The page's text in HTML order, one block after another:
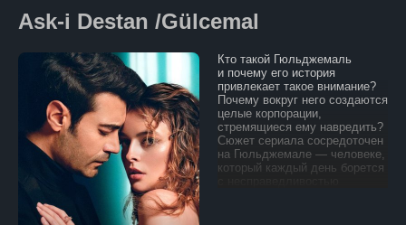
Ask-i Destan /Gülcemal
Кто такой Гюльджемаль
и почему его история
привлекает такое внимание?
Почему вокруг него создаются
целые корпорации,
стремящиеся ему навредить?
Сюжет сериала сосредоточен
на Гюльджемале — человеке,
который каждый день борется